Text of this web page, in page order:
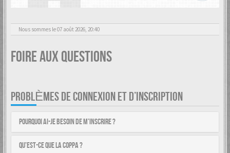
Nous sommes le 07 août 2026, 20:40
Foire aux questions
PROBLÈMES DE CONNEXION ET D’INSCRIPTION
Pourquoi ai-je besoin de m’inscrire ?
Qu’est-ce que la COPPA ?